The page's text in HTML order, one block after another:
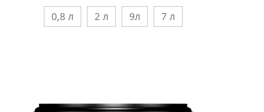
0,8 л 2 л 9л 7 л